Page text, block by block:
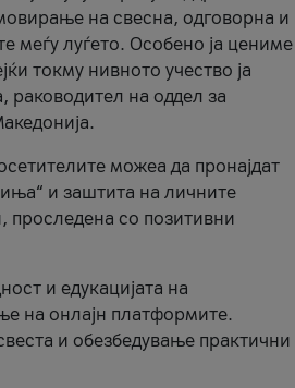
на свесна, одговорна и
меѓу луѓето. Особено ја цениме
токму нивното учество ја
раководител на оддел за
можеа да пронајдат
и заштита на личните
проследена со позитивни
и едукацијата на
на онлајн платформите.
и обезбедување практични